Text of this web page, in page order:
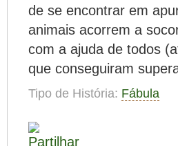
de se encontrar em
animais acorrem a
com a ajuda de todos
que conseguiram
Tipo de História: Fábula